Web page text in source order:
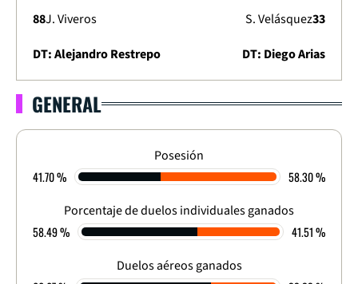
88J. Viveros
33
S. Velásquez
DT: Alejandro Restrepo
DT: Diego Arias
APERTURA - FECHA 16
2-3
FINALIZADO
GENERAL
Posesión
41.70 % 58.30 %
Porcentaje de duelos individuales ganados
58.49 % 41.51 %
Duelos aéreos ganados